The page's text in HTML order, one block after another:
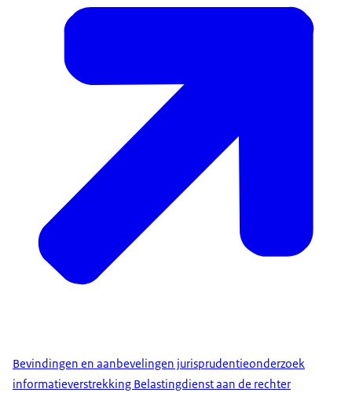
Bevindingen en aanbevelingen jurisprudentieonderzoek
informatieverstrekking Belastingdienst aan de rechter